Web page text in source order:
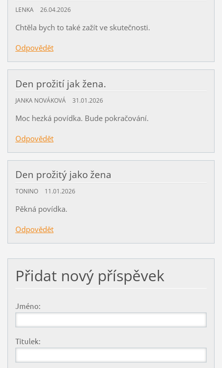
LENKA 26.04.2026
Chtěla bych to také zažít ve skutečnosti.
Odpovědět
Den prožití jak žena.
JANKA NOVÁKOVÁ 31.01.2026
Moc hezká povídka. Bude pokračování.
Odpovědět
Den prožitý jako žena
TONINO 11.01.2026
Pěkná povídka.
Odpovědět
Přidat nový příspěvek
Jméno:
Titulek: